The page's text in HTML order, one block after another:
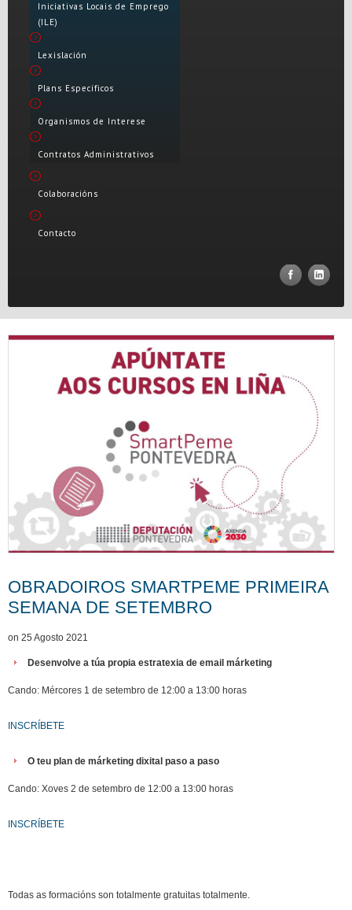
Iniciativas Locais de Emprego
(ILE)
Lexislación
Plans Específicos
Organismos de Interese
Contratos Administrativos
Colaboracións
Contacto
OBRADOIROS SMARTPEME PRIMEIRA
SEMANA DE SETEMBRO
on 25 Agosto 2021
Desenvolve a túa propia estratexia de email márketing
Cando: Mércores 1 de setembro de 12:00 a 13:00 horas
INSCRÍBETE
O teu plan de márketing dixital paso a paso
Cando: Xoves 2 de setembro de 12:00 a 13:00 horas
INSCRÍBETE
Todas as formacións son totalmente gratuitas totalmente.